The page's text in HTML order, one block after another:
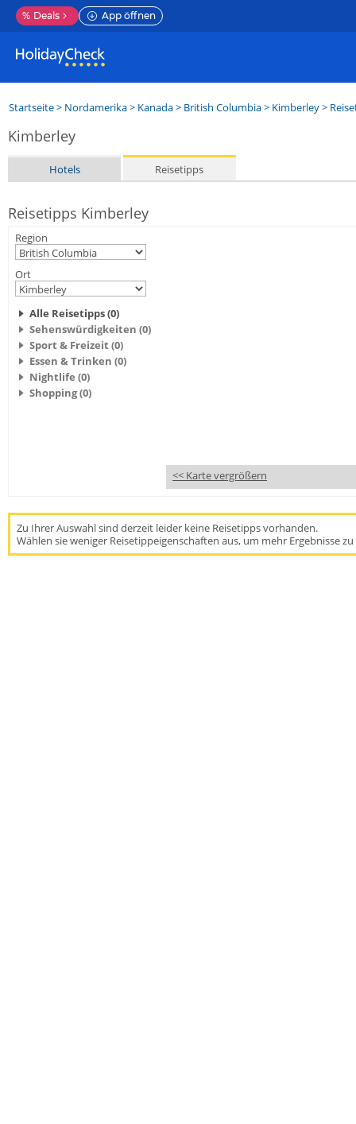
% Deals App öffnen
Startseite> Nordamerika> Kanada> British Columbia> Kimberley>
Kimberley
Hotels Reisetipps
Reisetipps Kimberley
Region
Ort
Alle Reisetipps (0)
Sehenswürdigkeiten (0)
Sport & Freizeit (0)
Essen & Trinken (0)
Nightlife (0)
Shopping (0)
<< Karte vergrößern
Zu Ihrer Auswahl sind derzeit leider keine Reisetipps vorhanden.
Wählen sie weniger Reisetippeigenschaften aus, um mehr Ergebnisse